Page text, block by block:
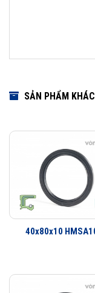
Phớt là một bộ phận
Dãy sản phẩm của
yêu cầu ứng dụng
SẢN PHẨM
40x80x10